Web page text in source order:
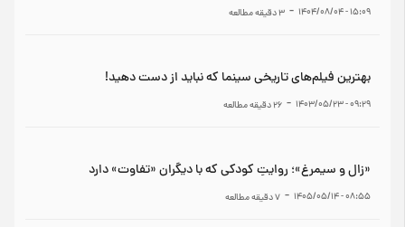
۱۵:۰۹ - ۱۴۰۴/۰۸/۰۴ -
3دقیقه مطالعه
بهترین فیلم‌های تاریخی سینما که نباید از دست دهید!
۰۹:۲۹ - ۱۴۰۳/۰۵/۲۳ -
26دقیقه مطالعه
«زال و سیمرغ»؛ روایتِ کودکی که با دیگران «تفاوت» دارد
۰۸:۵۵ - ۱۴۰۵/۰۵/۱۴ -
7دقیقه مطالعه